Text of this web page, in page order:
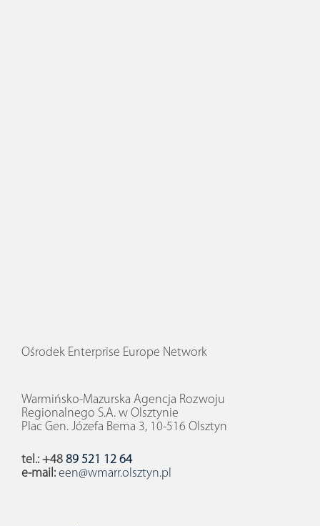
Ośrodek Enterprise Europe Network
Warmińsko-Mazurska Agencja Rozwoju
Regionalnego S.A. w Olsztynie
Plac Gen. Józefa Bema 3, 10-516 Olsztyn
tel.: +48 89 521 12 64
e-mail: een@wmarr.olsztyn.pl